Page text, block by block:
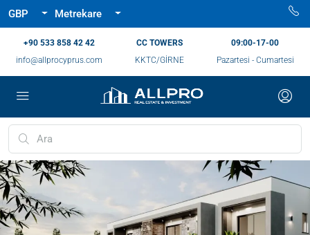
GBP Metrekare
‪+90 533 858 42 42‬
info@allprocyprus.com
CC TOWERS
KKTC/GİRNE
09:00-17-00
Pazartesi - Cumartesi